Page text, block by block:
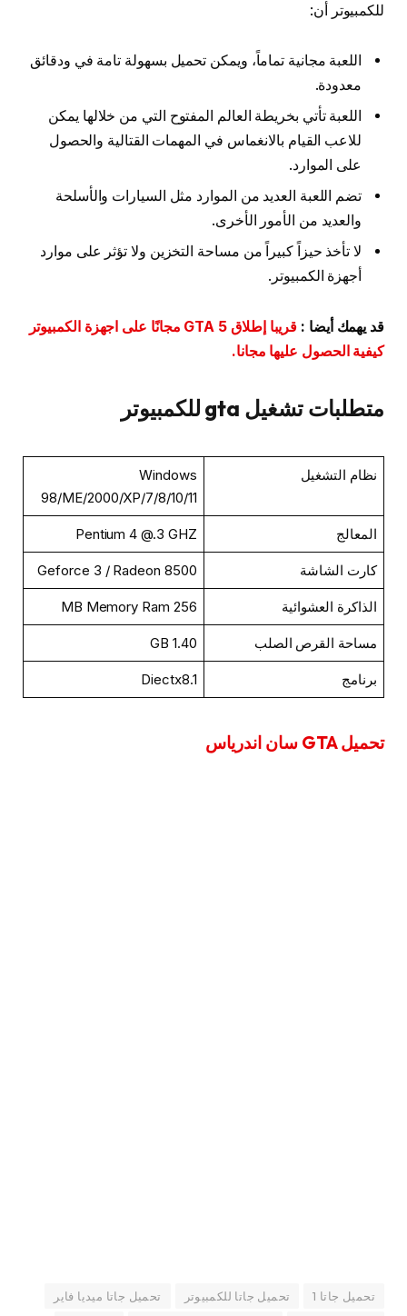
للكمبيوتر أن:
اللعبة مجانية تماماً، ويمكن تحميل بسهولة تامة في ودقائق
معدودة.
اللعبة تأتي بخريطة العالم المفتوح التي من خلالها يمكن
للاعب القيام بالانغماس في المهمات القتالية والحصول
على الموارد.
تضم اللعبة العديد من الموارد مثل السيارات والأسلحة
والعديد من الأمور الأخرى.
لا تأخذ حيزاً كبيراً من مساحة التخزين ولا تؤثر على موارد
أجهزة الكمبيوتر.
قد يهمك أيضا :
قريبا إطلاق GTA 5 مجانًا على اجهزة الكمبيوتر
كيفية الحصول عليها مجانا.
متطلبات تشغيل gta للكمبيوتر
نظام التشغيل
Windows
98/ME/2000/XP/7/8/10/11
المعالج Pentium 4 @.3 GHZ
كارت الشاشة Geforce 3 / Radeon 8500
الذاكرة العشوائية 256 MB Memory Ram
مساحة القرص الصلب 1.40 GB
برنامج Diectx8.1
تحميل GTA سان اندرياس
تحميل جاتا 1 تحميل جاتا للكمبيوتر
تحميل جاتا ميديا فاير